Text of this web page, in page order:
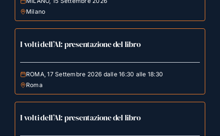
Milano
I volti dell’AI: presentazione del libro
ROMA, 17 Settembre 2026 dalle 16:30 alle 18:30
Roma
I volti dell’AI: presentazione del libro